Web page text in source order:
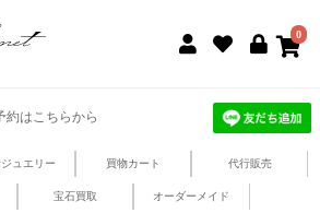
0
約はこちらから
ュエリー 買物カート 代行販売
宝石買取 オーダーメイド